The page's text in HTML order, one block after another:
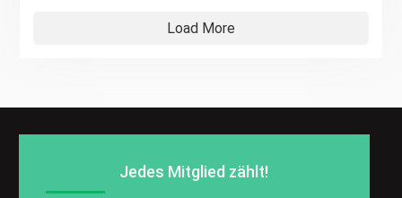
Load More
Jedes Mitglied zählt!